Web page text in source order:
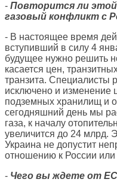
- Повторится ли
газовый конфликт с
- В настоящее время
вступивший в силу 4
будущее нужно решить
касается цен,
транзита. Специалисты
исключено и изменение
подземных хранилищ и
сегодняшний день мы
газа, к началу
увеличится до 24 млрд.
Украина не допустит
отношению к России
- Чего вы ждете от